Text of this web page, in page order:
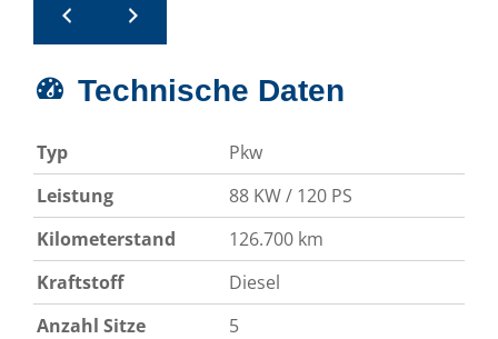
Technische Daten
Typ
Pkw
Leistung
88 KW / 120 PS
Kilometerstand
126.700 km
Kraftstoff
Diesel
Anzahl Sitze
5